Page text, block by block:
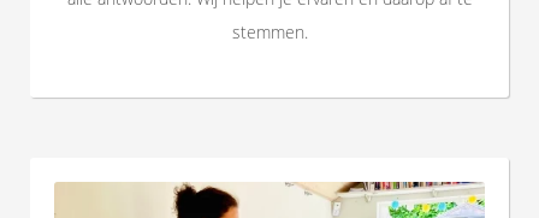
stemmen.